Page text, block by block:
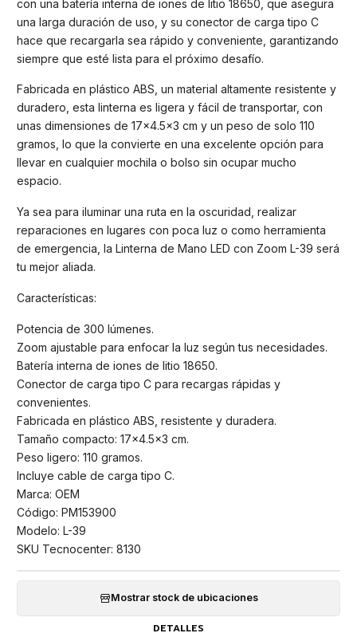
con una batería interna de iones de litio 18650, que asegura
una larga duración de uso, y su conector de carga tipo C
hace que recargarla sea rápido y conveniente, garantizando
siempre que esté lista para el próximo desafío.
Fabricada en plástico ABS, un material altamente resistente y
duradero, esta linterna es ligera y fácil de transportar, con
unas dimensiones de 17x4.5x3 cm y un peso de solo 110
gramos, lo que la convierte en una excelente opción para
llevar en cualquier mochila o bolso sin ocupar mucho
espacio.
Ya sea para iluminar una ruta en la oscuridad, realizar
reparaciones en lugares con poca luz o como herramienta
de emergencia, la Linterna de Mano LED con Zoom L-39 será
tu mejor aliada.
Características:
Potencia de 300 lúmenes.
Zoom ajustable para enfocar la luz según tus necesidades.
Batería interna de iones de litio 18650.
Conector de carga tipo C para recargas rápidas y
convenientes.
Fabricada en plástico ABS, resistente y duradera.
Tamaño compacto: 17x4.5x3 cm.
Peso ligero: 110 gramos.
Incluye cable de carga tipo C.
Marca: OEM
Código: PM153900
Modelo: L-39
SKU Tecnocenter: 8130
Mostrar stock de ubicaciones
DETALLES